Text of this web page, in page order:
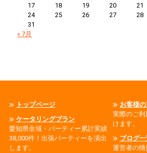
17
18 19 20 21
24
25 26 27 28
31
« 7月
トップページ
ケータリングプラン
愛知県全域・パーティー累計実績
38,000件！出張パーティーを演出
します。
お客様
実際のご
けます。
ブログ
運営者の